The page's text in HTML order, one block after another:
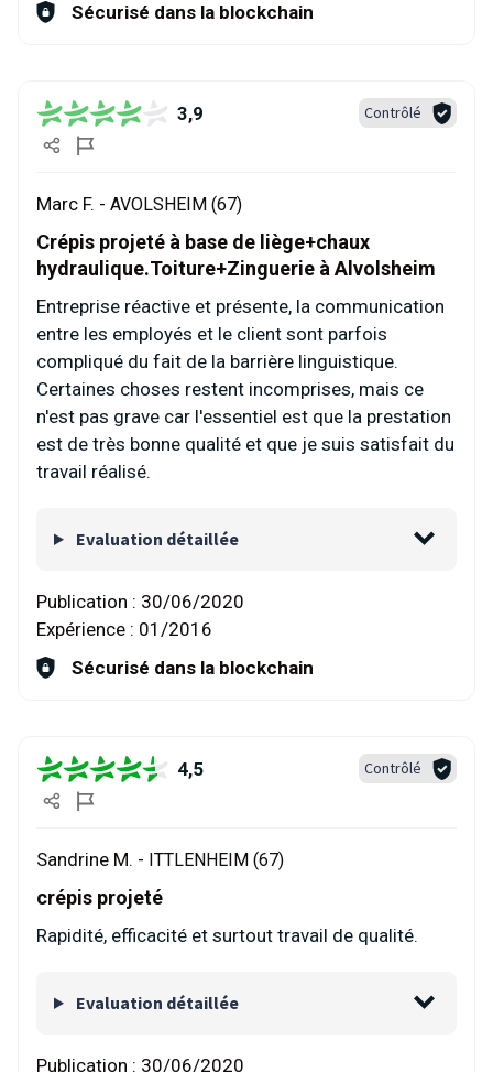
Sécurisé dans la blockchain
3,9 Contrôlé
Marc F. - AVOLSHEIM (67)
Crépis projeté à base de liège+chaux
hydraulique.Toiture+Zinguerie à Alvolsheim
Entreprise réactive et présente, la communication
entre les employés et le client sont parfois
compliqué du fait de la barrière linguistique.
Certaines choses restent incomprises, mais ce
n'est pas grave car l'essentiel est que la prestation
est de très bonne qualité et que je suis satisfait du
travail réalisé.
Evaluation détaillée
Publication : 30/06/2020
Expérience : 01/2016
Sécurisé dans la blockchain
4,5 Contrôlé
Sandrine M. - ITTLENHEIM (67)
crépis projeté
Rapidité, efficacité et surtout travail de qualité.
Evaluation détaillée
Publication : 30/06/2020